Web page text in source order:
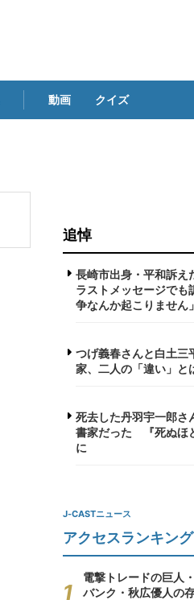
動画 クイズ
追悼
長崎市出身・平和訴
ラストメッセージで
争なんか起こりません」
つげ義春さんと白土
家、二人の「違い」と
死去した丹羽宇一郎さ
書家だった 『死ぬほ
に
J-CASTニュース
アクセスランキング
電撃トレードの巨人
バンク・秋広優人の